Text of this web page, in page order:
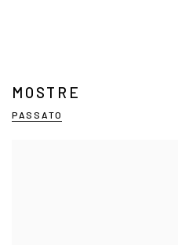
MOSTRE
PASSATO